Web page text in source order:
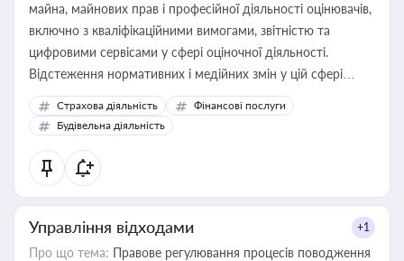
майна, майнових прав і професійної діяльності оцінювачів,
включно з кваліфікаційними вимогами, звітністю та
цифровими сервісами у сфері оціночної діяльності.
Відстеження нормативних і медійних змін у цій сфері
корисне для власника бізнесу, керівника, юриста або
бухгалтера під час оподаткування, приватизації, оренди
державного майна, корпоративних угод і перевірки
статусу суб'єктів оціночної діяльності
Страхова діяльність
Фінансові послуги
Будівельна діяльність
Управління відходами +1
Про що тема: Правове регулювання процесів поводження